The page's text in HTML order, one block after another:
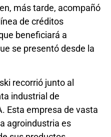
más tarde, acompañó
de créditos
beneficiará a
se presentó desde la
recorrió junto al
industrial de
Esta empresa de vasta
agroindustria es